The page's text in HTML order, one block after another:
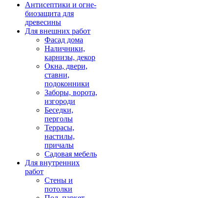
Антисептики и огне-
биозащита для
древесины
Для внешних работ
Фасад дома
Наличники,
карнизы, декор
Окна, двери,
ставни,
подоконники
Заборы, ворота,
изгороди
Беседки,
перголы
Террасы,
настилы,
причалы
Садовая мебель
Для внутренних
работ
Стены и
потолки